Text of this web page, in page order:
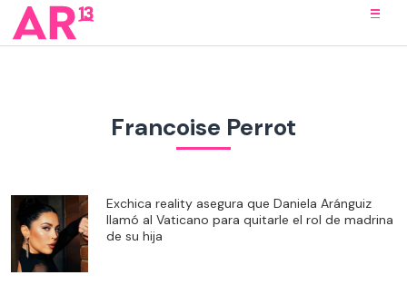
Francoise Perrot
Exchica reality asegura que Daniela Aránguiz
llamó al Vaticano para quitarle el rol de madrina
de su hija